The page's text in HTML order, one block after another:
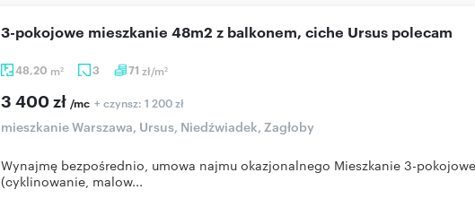
48,20 m2 3 71 zł/m2
3-pokojowe mieszkanie 48m2 z balkonem, ciche Ursus polecam
3 400 zł /mc + czynsz: 1 200 zł
mieszkanie Warszawa, Ursus, Niedźwiadek, Zagłoby
Wynajmę bezpośrednio, umowa najmu okazjonalnego Mieszkanie 3-
(cyklinowanie, malow...